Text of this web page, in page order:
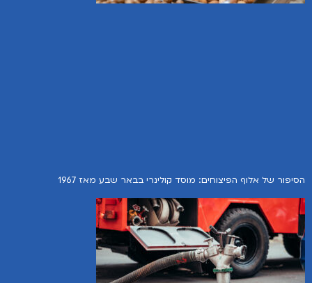
הסיפור של אלוף הפיצוחים: מוסד קולינרי בבאר שבע מאז 1967